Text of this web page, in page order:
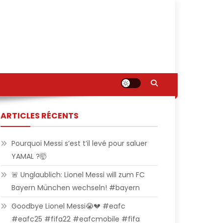
ARTICLES RÉCENTS
Pourquoi Messi s’est t’il levé pour saluer
YAMAL ?🤯
🚨 Unglaublich: Lionel Messi will zum FC
Bayern München wechseln! #bayern
Goodbye Lionel Messi😭💔 #eafc
#eafc25 #fifa22 #eafcmobile #fifa